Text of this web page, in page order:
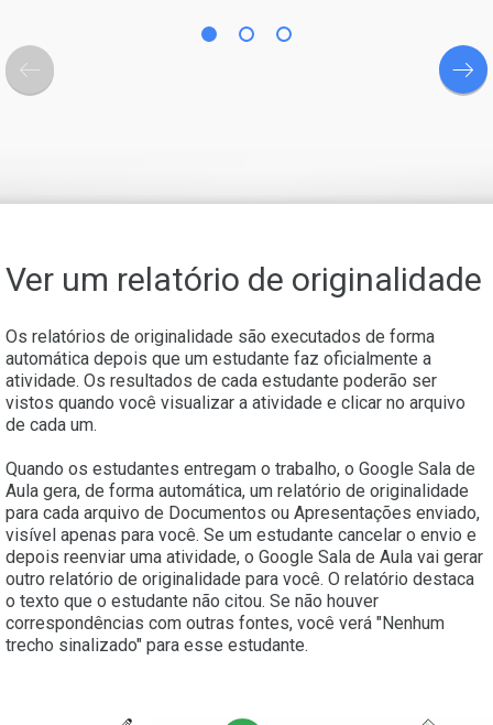
Ver um relatório de originalidade
Os relatórios de originalidade são executados de forma
automática depois que um estudante faz oficialmente a
atividade. Os resultados de cada estudante poderão ser
vistos quando você visualizar a atividade e clicar no arquivo
de cada um.
Quando os estudantes entregam o trabalho, o Google Sala de
Aula gera, de forma automática, um relatório de originalidade
para cada arquivo de Documentos ou Apresentações enviado,
visível apenas para você. Se um estudante cancelar o envio e
depois reenviar uma atividade, o Google Sala de Aula vai gerar
outro relatório de originalidade para você. O relatório destaca
o texto que o estudante não citou. Se não houver
correspondências com outras fontes, você verá "Nenhum
trecho sinalizado" para esse estudante.